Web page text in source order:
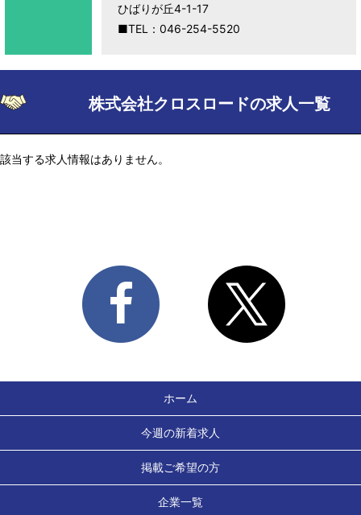
ひばりが丘4-1-17
■TEL：046-254-5520
株式会社クロスロードの求人一覧
該当する求人情報はありません。
ホーム
今週の新着求人
掲載ご希望の方
企業一覧